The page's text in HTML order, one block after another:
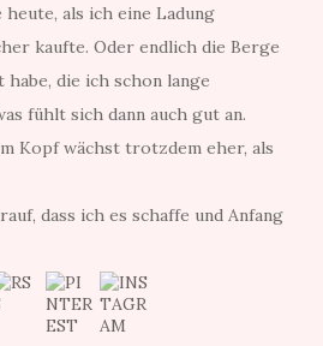
als ich eine Ladung
kaufte. Oder endlich die Berge
die ich schon lange
fühlt sich dann auch gut an.
Kopf wächst trotzdem eher, als
dass ich es schaffe und Anfang